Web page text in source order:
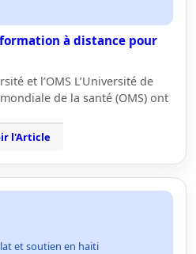
à distance pour
et l’OMS L’Université de
de la santé (OMS) ont
l'Article
et soutien en haiti